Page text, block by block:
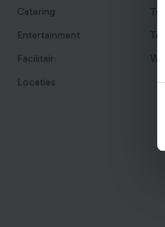
Catering
Entertainment
Facilitair
Locaties